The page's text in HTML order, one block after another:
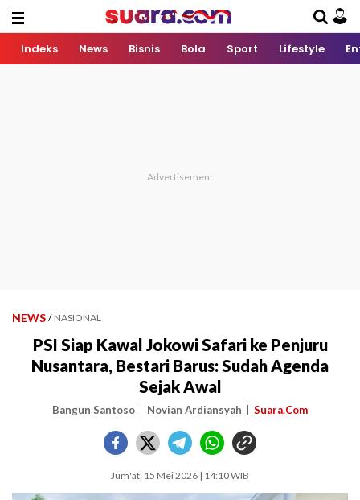
Indeks News Bisnis Bola Sport Lifestyle
NEWS / NASIONAL
PSI Siap Kawal Jokowi Safari ke Penjuru
Nusantara, Bestari Barus: Sudah Agenda
Sejak Awal
Bangun Santoso Novian Ardiansyah Suara.Com
Jum'at, 15 Mei 2026 | 14:10 WIB